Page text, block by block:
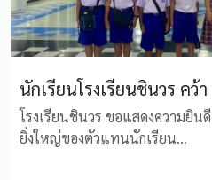
โรงเรียนชินวร ขอแสดงความยิน
ยิ่งใหญ่ของตัวแทนนักเรียน...